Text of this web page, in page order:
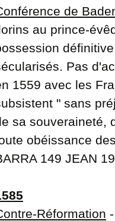
de
au prince-
Pas
1559 avec les
" sans
sa souveraineté,
obéissance
149 JEAN
Réformation